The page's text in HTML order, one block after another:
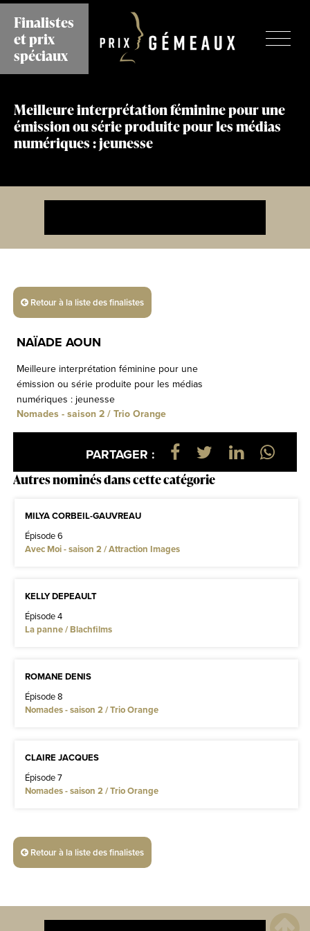
Aller
contenu
principal
Finalistes
et prix
spéciaux
Meilleure interprétation féminine pour une
émission ou série produite pour les médias
numériques : jeunesse
Retour à la liste des finalistes
NAÏADE AOUN
Meilleure interprétation féminine pour une
émission ou série produite pour les médias
numériques : jeunesse
Nomades - saison 2 / Trio Orange
PARTAGER :
Autres nominés dans cette catégorie
MILYA CORBEIL-GAUVREAU
Épisode 6
Avec Moi - saison 2 / Attraction Images
KELLY DEPEAULT
Épisode 4
La panne / Blachfilms
ROMANE DENIS
Épisode 8
Nomades - saison 2 / Trio Orange
CLAIRE JACQUES
Épisode 7
Nomades - saison 2 / Trio Orange
Retour à la liste des finalistes